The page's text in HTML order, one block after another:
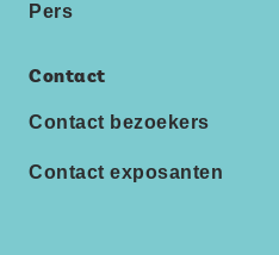
Pers
Contact
Contact bezoekers
Contact exposanten